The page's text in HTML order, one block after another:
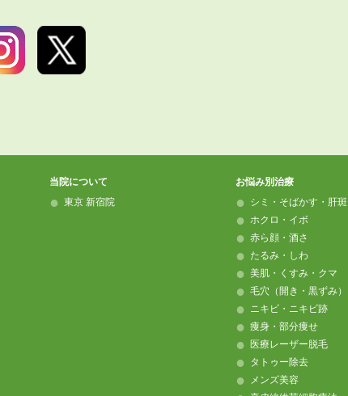
当院について
東京 新宿院
お悩み別治療
シミ・そばかす・肝斑
ホクロ・イボ
赤ら顔・酒さ
たるみ・しわ
美肌・くすみ・クマ
毛穴（開き・黒ずみ）
ニキビ・ニキビ跡
痩身・部分痩せ
医療レーザー脱毛
タトゥー除去
メンズ美容